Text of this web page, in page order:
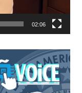
02:06